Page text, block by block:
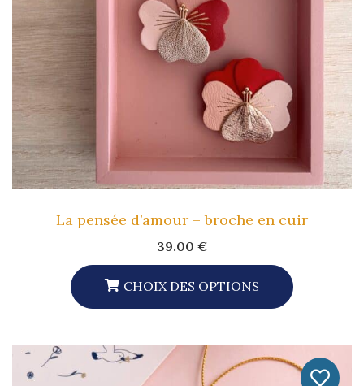
Être
Choisies
Sur
Page
Produit
La pensée d’amour – broche en cuir
39.00 €
CHOIX DES OPTIONS
A
Plusieurs